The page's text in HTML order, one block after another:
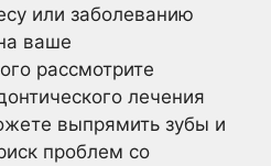
или заболеванию
ваше
рассмотрите
лечения
выпрямить зубы и
проблем со